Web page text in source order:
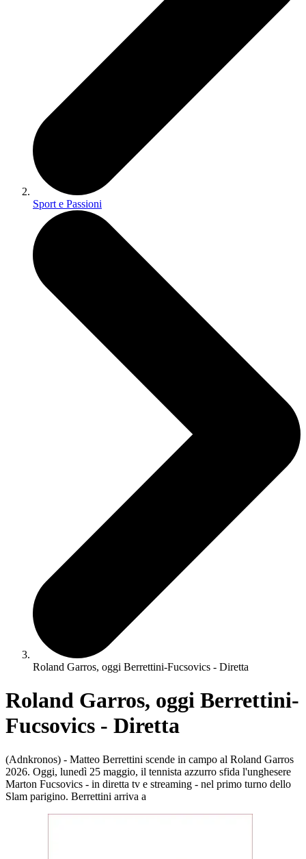
Sport e Passioni
Roland Garros, oggi Berrettini-Fucsovics - Diretta
Roland Garros, oggi Berrettini-
Fucsovics - Diretta
(Adnkronos) - Matteo Berrettini scende in campo al Roland Garros
2026. Oggi, lunedì 25 maggio, il tennista azzurro sfida l'unghesere
Marton Fucsovics - in diretta tv e streaming - nel primo turno dello
Slam parigino. Berrettini arriva a